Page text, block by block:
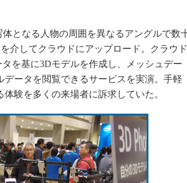
製造業ビッグデータ
メイドインジャパン
植物工場
知財マネジメント
グローバル設計・開発
制御セキュリティ
新型コロナへの対応
となる人物の周囲を異なるアングルで数
介してクラウドにアップロード。クラウド
を基に3Dモデルを作成し、メッシュデー
ータを閲覧できるサービスを実演。手軽
験を多くの来場者に訴求していた。